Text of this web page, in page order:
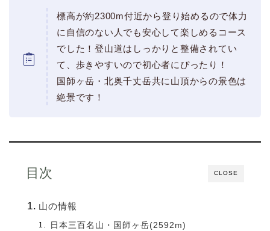
標高が約2300m付近から登り始めるので体力
に自信のない人でも安心して楽しめるコース
でした！登山道はしっかりと整備されてい
て、歩きやすいので初心者にぴったり！
国師ヶ岳・北奥千丈岳共に山頂からの景色は
絶景です！
CLOSE
目次
山の情報
日本三百名山・国師ヶ岳(2592m)